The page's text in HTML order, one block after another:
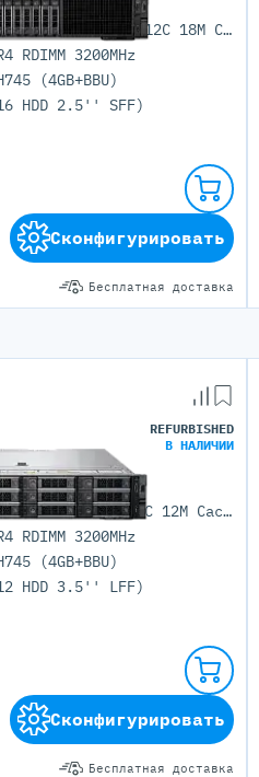
2x Intel Xeon Silver 4310 (12C 18M Cache 2.1 GHz)
RDIMM 3200MHz
(4GB+BBU)
HDD 2.5'' SFF)
Бесплатная доставка
Сконфигурировать
REFURBISHED
В НАЛИЧИИ
2x Intel Xeon Gold 5315Y (8C 12M Cache 3.2GHz)
RDIMM 3200MHz
(4GB+BBU)
HDD 3.5'' LFF)
Бесплатная доставка
Сконфигурировать